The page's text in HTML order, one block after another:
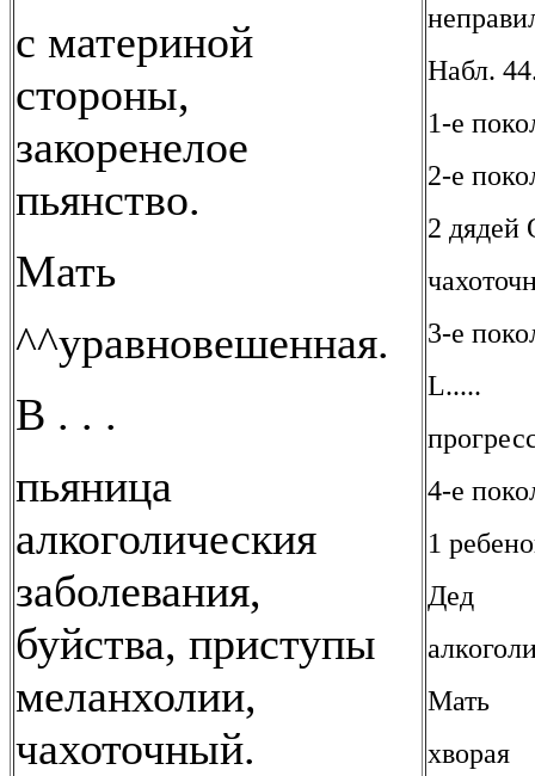
с материной
стороны,
закоренелое
пьянство.
Мать
^^уравновешенная.
В . . .
пьяница
алкоголическия
заболевания,
буйства, приступы
меланхолии,
чахоточный.
Набл.
1-е
2-е
2 дядей
3-е
L.....
4-е
1
Дед
Мать
хворая